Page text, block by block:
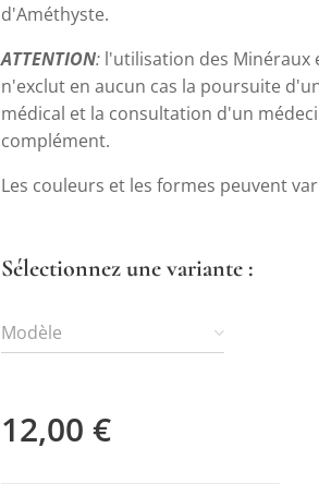
d'Améthyste.
ATTENTION: l'utilisation des Minéraux
n'exclut en aucun cas la poursuite
médical et la consultation d'un
complément.
Les couleurs et les formes peuvent
Sélectionnez une variante :
Modèle
12,00 €